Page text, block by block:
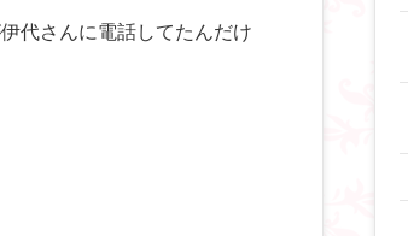
代さんに電話してたんだけ